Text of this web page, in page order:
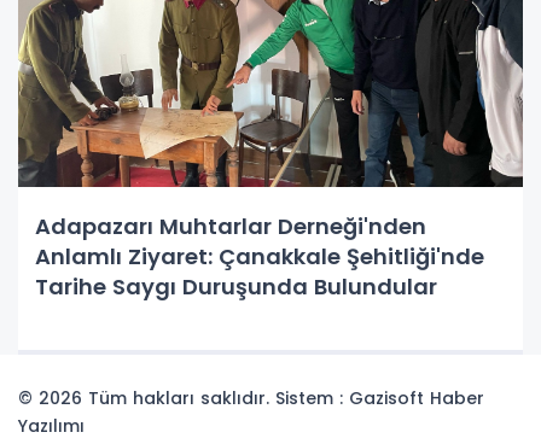
Adapazarı Muhtarlar Derneği'nden
Anlamlı Ziyaret: Çanakkale Şehitliği'nde
Tarihe Saygı Duruşunda Bulundular
© 2026 Tüm hakları saklıdır. Sistem : Gazisoft Haber
Yazılımı